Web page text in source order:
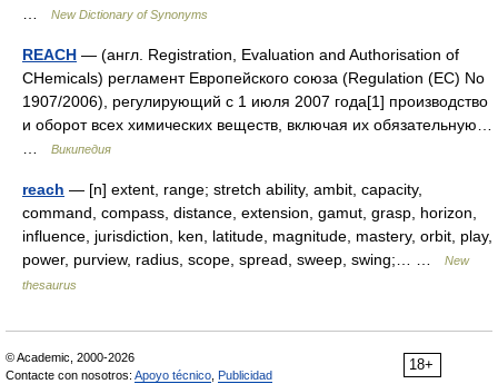
New Dictionary of Synonyms
REACH — (англ. Registration, Evaluation and Authorisation of
CHemicals) регламент Европейского союза (Regulation (EC) No
1907/2006), регулирующий с 1 июля 2007 года[1] производство
и оборот всех химических веществ, включая их обязательную…
Википедия
reach — [n] extent, range; stretch ability, ambit, capacity,
command, compass, distance, extension, gamut, grasp, horizon,
influence, jurisdiction, ken, latitude, magnitude, mastery, orbit, play,
power, purview, radius, scope, spread, sweep, swing;… …
New
thesaurus
18+
© Academic, 2000-2026
Contacte con nosotros: Apoyo técnico Publicidad